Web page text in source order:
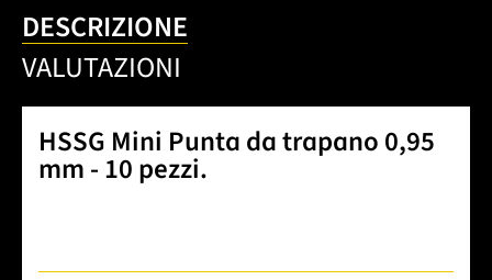
DESCRIZIONE
VALUTAZIONI
HSSG Mini Punta da trapano 0,95
mm - 10 pezzi.